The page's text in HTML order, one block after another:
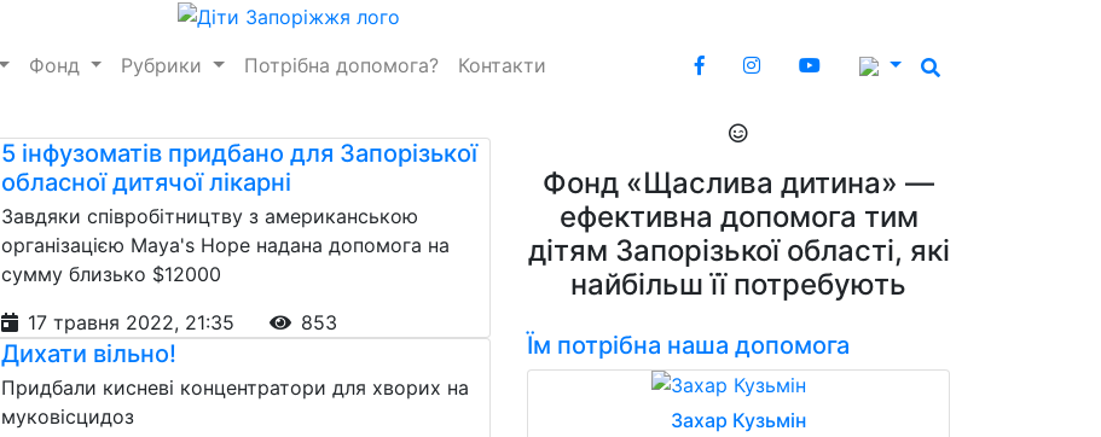
Фонд Рубрики Потрібна допомога? Контакти
5 інфузоматів придбано для Запорізької
обласної дитячої лікарні
Завдяки співробітництву з американською
організацією Maya's Hope надана допомога на
сумму близько $12000
17 травня 2022, 21:35
853
Дихати вільно!
Придбали кисневі концентратори для хворих на
муковісцидоз
Фонд «Щаслива дитина» —
ефективна допомога тим
дітям Запорізької області, які
найбільш її потребують
Їм потрібна наша допомога
Захар Кузьмін